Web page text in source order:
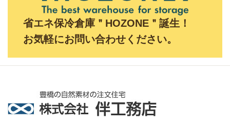
省エネ保冷倉庫＂HOZONE＂誕生！
お気軽にお問い合わせください。